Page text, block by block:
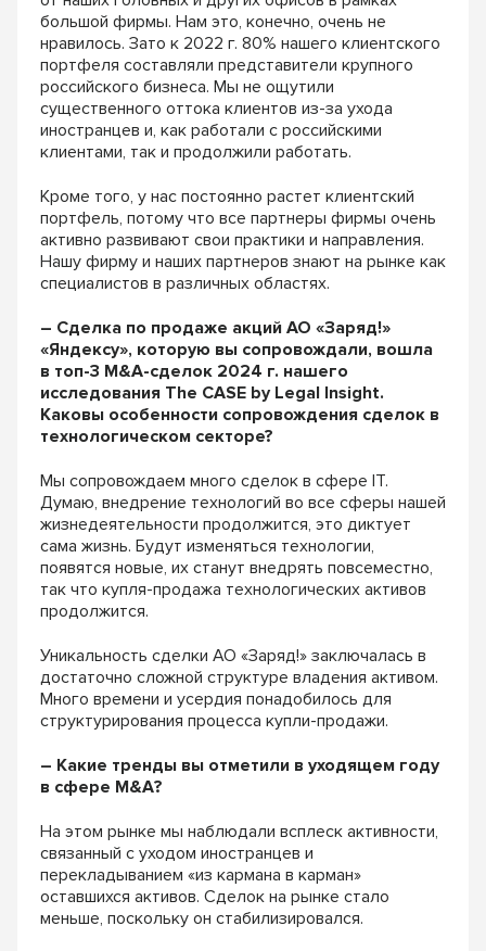
большой фирмы. Нам это, конечно, очень не
нравилось. Зато к 2022 г. 80% нашего клиентского
портфеля составляли представители крупного
российского бизнеса. Мы не ощутили
существенного оттока клиентов из-за ухода
иностранцев и, как работали с российскими
клиентами, так и продолжили работать.
Кроме того, у нас постоянно растет клиентский
портфель, потому что все партнеры фирмы очень
активно развивают свои практики и направления.
Нашу фирму и наших партнеров знают на рынке как
специалистов в различных областях.
– Сделка по продаже акций АО «Заряд!»
«Яндексу», которую вы сопровождали, вошла
в топ-3 M&A-сделок 2024 г. нашего
исследования The CASE by Legal Insight.
Каковы особенности сопровождения сделок в
технологическом секторе?
Мы сопровождаем много сделок в сфере IT.
Думаю, внедрение технологий во все сферы нашей
жизнедеятельности продолжится, это диктует
сама жизнь. Будут изменяться технологии,
появятся новые, их станут внедрять повсеместно,
так что купля-продажа технологических активов
продолжится.
Уникальность сделки АО «Заряд!» заключалась в
достаточно сложной структуре владения активом.
Много времени и усердия понадобилось для
структурирования процесса купли-продажи.
– Какие тренды вы отметили в уходящем году
в сфере M&A?
На этом рынке мы наблюдали всплеск активности,
связанный с уходом иностранцев и
перекладыванием «из кармана в карман»
оставшихся активов. Сделок на рынке стало
меньше, поскольку он стабилизировался.